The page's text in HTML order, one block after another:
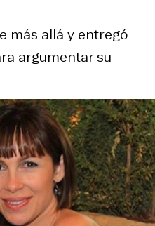
más allá y entregó
argumentar su